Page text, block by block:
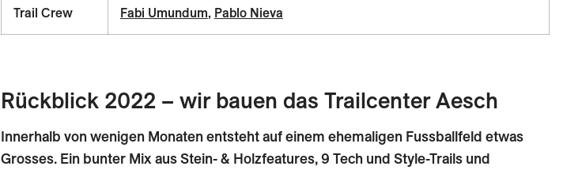
Trail Crew Fabi Umundum, Pablo Nieva
Rückblick 2022 – wir bauen das Trailcenter Aesch
Innerhalb von wenigen Monaten entsteht auf einem ehemaligen Fussballfeld etwas
Grosses. Ein bunter Mix aus Stein- & Holzfeatures, 9 Tech und Style-Trails und